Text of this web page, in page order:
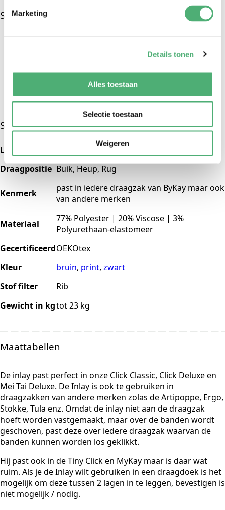
Marketing
Details tonen
Alles toestaan
Selectie toestaan
Weigeren
Super tips
regelmatig of het nekje en gezichtje koel en
bedekt, de adem weg moet vrij zijn.
Specificaties
Leeftijd
Draagpositie Buik, Heup, Rug
Kenmerk
past in iedere draagzak van ByKay maar ook
van andere merken
Materiaal
77% Polyester | 20% Viscose | 3%
Polyurethaan-elastomeer
GecertificeerdOEKOtex
Kleur
bruin, print, zwart
Stof filter
Rib
Gewicht in kgtot 23 kg
Maattabellen
De inlay past perfect in onze Click Classic, Click Deluxe en
Mei Tai Deluxe. De Inlay is ook te gebruiken in
draagzakken van andere merken zolas de Artipoppe, Ergo,
Stokke, Tula enz. Omdat de inlay niet aan de draagzak
hoeft worden vastgemaakt, maar over de banden wordt
geschoven, past deze over iedere draagzak waarvan de
banden kunnen worden los geklikkt.
Hij past ook in de Tiny Click en MyKay maar is daar wat
ruim. Als je de Inlay wilt gebruiken in een draagdoek is het
mogelijk om deze tussen 2 lagen in te leggen, bevestigen is
niet mogelijk / nodig.